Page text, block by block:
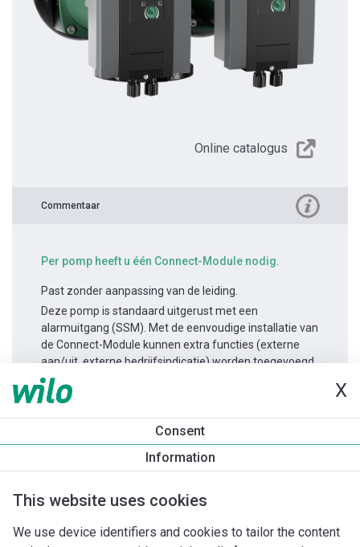
X
Consent
Information
This website uses cookies
We use device identifiers and cookies to tailor the content
Online catalogus
Commentaar
Per pomp heeft u één Connect-Module nodig.
Past zonder aanpassing van de leiding.
Deze pomp is standaard uitgerust met een
alarmuitgang (SSM). Met de eenvoudige installatie van
de Connect-Module kunnen extra functies (externe
aan/uit, externe bedrijfsindicatie) worden toegevoegd.
Productinformatie
Yonos MAXO-D 50/0,5-12